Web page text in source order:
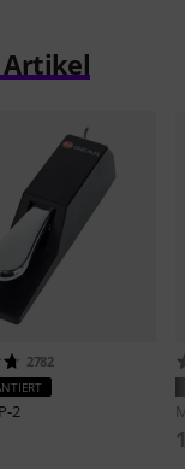
Artikel
2782
2